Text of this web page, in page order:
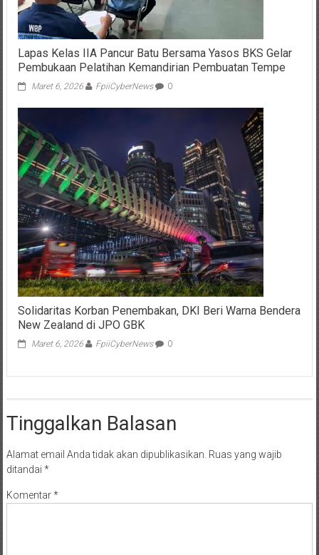
Lapas Kelas IIA Pancur Batu Bersama Yasos BKS Gelar
Pembukaan Pelatihan Kemandirian Pembuatan Tempe
Maret 6, 2026 FpiiCyberNews 0
Solidaritas Korban Penembakan, DKI Beri Warna Bendera
New Zealand di JPO GBK
Maret 6, 2026 FpiiCyberNews 0
Tinggalkan Balasan
Alamat email Anda tidak akan dipublikasikan. Ruas yang wajib
ditandai *
Komentar*